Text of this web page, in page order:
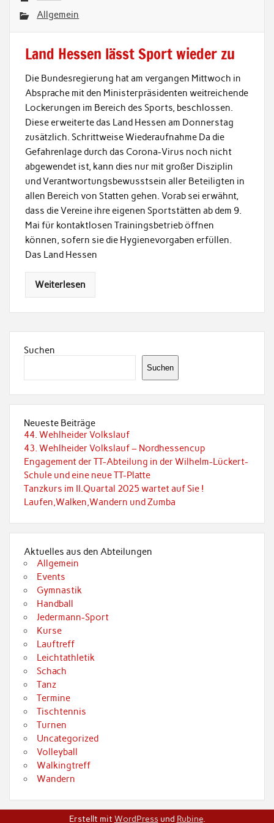
Allgemein
Land Hessen lässt Sport wieder zu
Die Bundesregierung hat am vergangen Mittwoch in
Absprache mit den Ministerpräsidenten weitreichende
Lockerungen im Bereich des Sports, beschlossen.
Diese erweiterte das Land Hessen am Donnerstag
zusätzlich. Schrittweise Wiederaufnahme Da die
Gefahrenlage durch das Corona-Virus noch nicht
abgewendet ist, kann dies nur mit großer Disziplin
und Verantwortungsbewusstsein aller Beteiligten in
allen Bereich von Statten gehen. Vorab sei erwähnt,
dass die Vereine ihre eigenen Sportstätten ab dem 9.
Mai für kontaktlosen Trainingsbetrieb öffnen
können, sofern sie die Hygienevorgaben erfüllen.
Das Land Hessen
Weiterlesen
Suchen
Suchen
Neueste Beiträge
44. Wehlheider Volkslauf
43. Wehlheider Volkslauf – Nordhessencup
Engagement der TT-Abteilung in der Wilhelm-Lückert-
Schule und eine neue TT-Platte
Tanzkurs im II.Quartal 2025 wartet auf Sie !
Laufen,Walken,Wandern und Zumba
Aktuelles aus den Abteilungen
Allgemein
Events
Gymnastik
Handball
Jedermann-Sport
Kurse
Lauftreff
Leichtathletik
Schach
Tanz
Termine
Tischtennis
Turnen
Uncategorized
Volleyball
Walkingtreff
Wandern
Erstellt mit WordPressund Rubine.